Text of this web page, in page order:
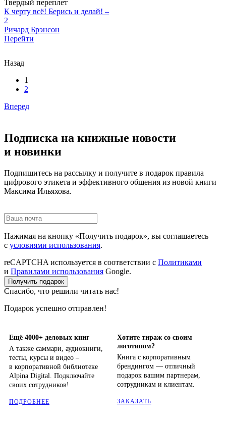
Твердый переплет
К черту всё! Берись и делай! –
2
Ричард Брэнсон
Перейти
Назад
1
2
Вперед
Подписка на книжные новости
и новинки
Подпишитесь на рассылку и получите в подарок правила
цифрового этикета и эффективного общения из новой книги
Максима Ильяхова.
Нажимая на кнопку «Получить подарок», вы соглашаетесь
с условиями использования.
reCAPTCHA используется в соответствии с Политиками
и Правилами использования Google.
Получить подарок
Спасибо, что решили читать нас!
Подарок успешно отправлен!
Ещё 4000+ деловых книг
А также саммари, аудиокниги,
тесты, курсы и видео –
в корпоративной библиотеке
Alpina Digital. Подключайте
своих сотрудников!
ПОДРОБНЕЕ
Хотите тираж со своим
логотипом?
Книга с корпоративным
брендингом — отличный
подарок вашим партнерам,
сотрудникам и клиентам.
ЗАКАЗАТЬ